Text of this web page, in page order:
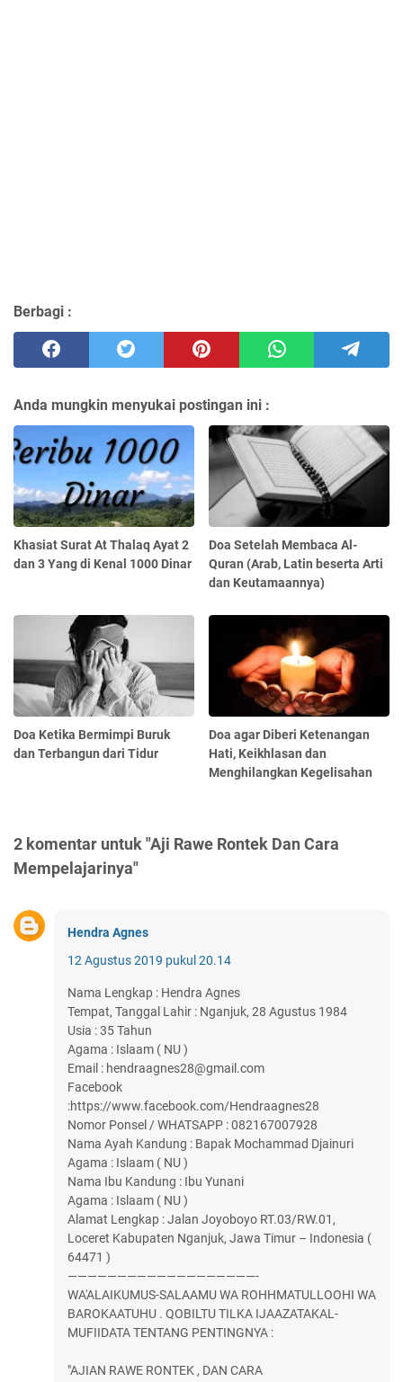
Berbagi :
Anda mungkin menyukai postingan ini :
Khasiat Surat At Thalaq Ayat 2
dan 3 Yang di Kenal 1000 Dinar
Doa Setelah Membaca Al-
Quran (Arab, Latin beserta Arti
dan Keutamaannya)
Doa Ketika Bermimpi Buruk
dan Terbangun dari Tidur
Doa agar Diberi Ketenangan
Hati, Keikhlasan dan
Menghilangkan Kegelisahan
2 komentar untuk "Aji Rawe Rontek Dan Cara
Mempelajarinya"
Hendra Agnes
12 Agustus 2019 pukul 20.14
Nama Lengkap : Hendra Agnes
Tempat, Tanggal Lahir : Nganjuk, 28 Agustus 1984
Usia : 35 Tahun
Agama : Islaam ( NU )
Email : hendraagnes28@gmail.com
Facebook
:https://www.facebook.com/Hendraagnes28
Nomor Ponsel / WHATSAPP : 082167007928
Nama Ayah Kandung : Bapak Mochammad Djainuri
Agama : Islaam ( NU )
Nama Ibu Kandung : Ibu Yunani
Agama : Islaam ( NU )
Alamat Lengkap : Jalan Joyoboyo RT.03/RW.01,
Loceret Kabupaten Nganjuk, Jawa Timur – Indonesia (
64471 )
———————————————————-
WA'ALAIKUMUS-SALAAMU WA ROHHMATULLOOHI WA
BAROKAATUHU . QOBILTU TILKA IJAAZATAKAL-
MUFIIDATA TENTANG PENTINGNYA :
"AJIAN RAWE RONTEK , DAN CARA